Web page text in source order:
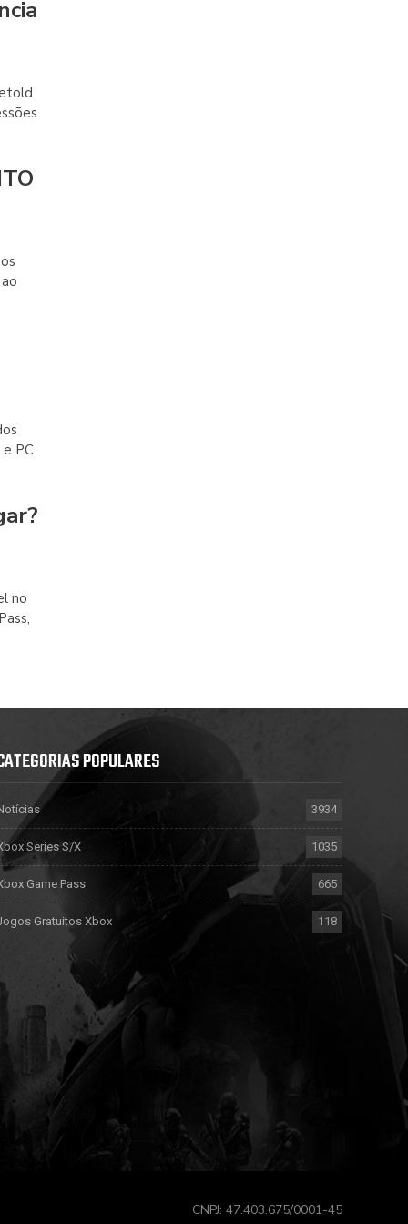
PC
no
POPULARES
3934
Series S/X 1035
Game Pass 665
Gratuitos Xbox 118
CNPJ: 47.403.675/0001-45